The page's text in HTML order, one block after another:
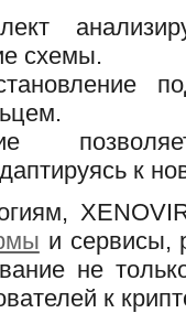
схемы.
к
и сервисы,
не
к